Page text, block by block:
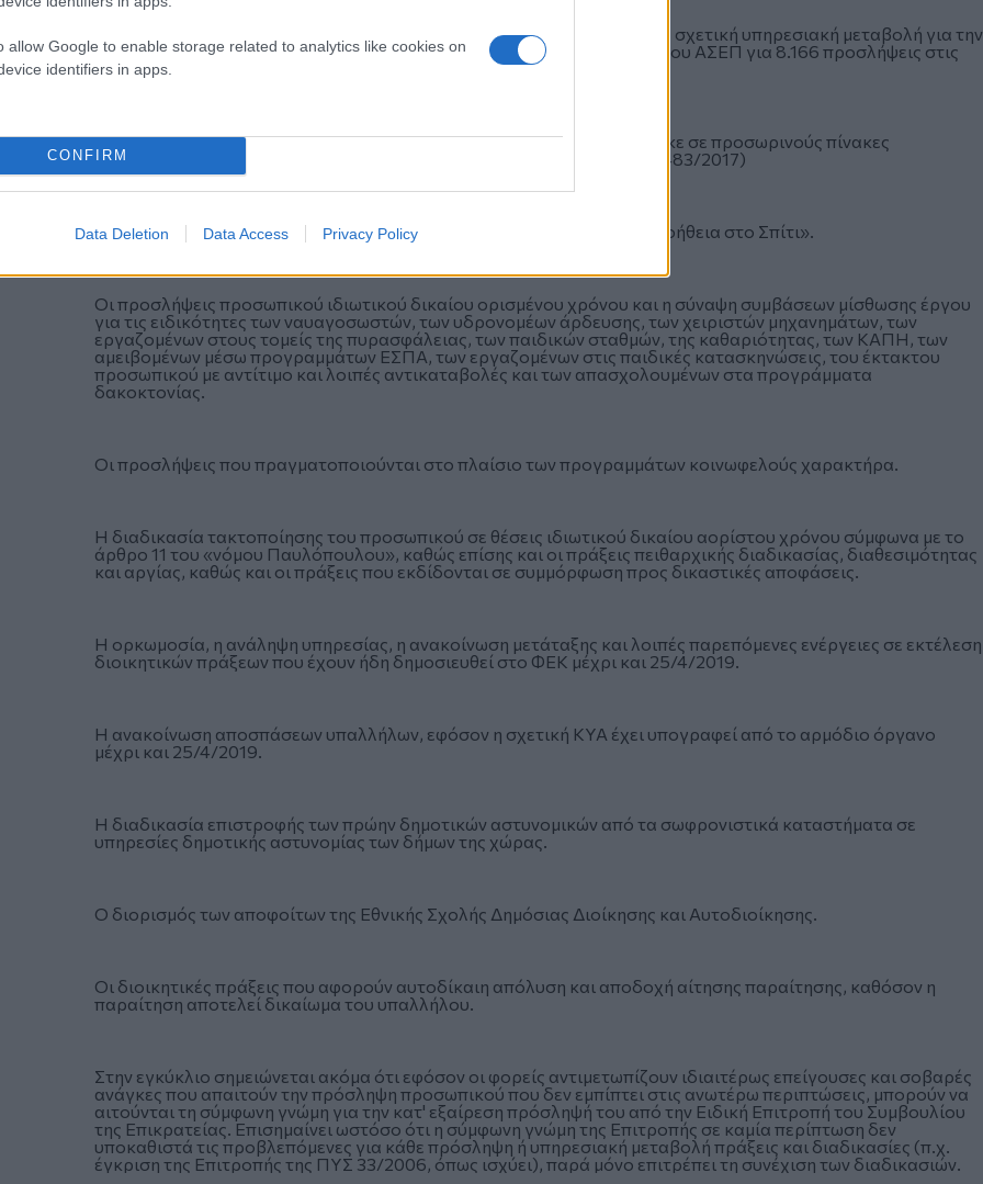
allow Google to enable storage related to analytics like cookies on
identifiers in apps.
CONFIRM
Data Deletion Data Access Privacy Policy
Η έκδοση πράξεων που αφορούν στο διορισμό, την πρόσληψη και κάθε σχετική υπηρεσιακή μεταβολή για την
πλήρωση των θέσεων που περιλαμβάνονται στην προκήρυξη 3Κ/2018 του ΑΣΕΠ για 8.166 προσλήψεις στις
ανταποδοτικές υπηρεσίες των δήμων.
Η κάλυψη οργανικών θέσεων των Ο.Τ.Α. με προσωπικό που κατατάχθηκε σε προσωρινούς πίνακες
διοριστέων του Α.Σ.Ε.Π. (με βάση τις διατάξεις του άρθρου 82 του ν. 4483/2017)
Οι προσλήψεις τακτικού προσωπικού σε δήμους για το πρόγραμμα «Βοήθεια στο Σπίτι».
Οι προσλήψεις προσωπικού ιδιωτικού δικαίου ορισμένου χρόνου και η σύναψη συμβάσεων μίσθωσης έργου
για τις ειδικότητες των ναυαγοσωστών, των υδρονομέων άρδευσης, των χειριστών μηχανημάτων, των
εργαζομένων στους τομείς της πυρασφάλειας, των παιδικών σταθμών, της καθαριότητας, των ΚΑΠΗ, των
αμειβομένων μέσω προγραμμάτων ΕΣΠΑ, των εργαζομένων στις παιδικές κατασκηνώσεις, του έκτακτου
προσωπικού με αντίτιμο και λοιπές αντικαταβολές και των απασχολουμένων στα προγράμματα
δακοκτονίας.
Οι προσλήψεις που πραγματοποιούνται στο πλαίσιο των προγραμμάτων κοινωφελούς χαρακτήρα.
Η διαδικασία τακτοποίησης του προσωπικού σε θέσεις ιδιωτικού δικαίου αορίστου χρόνου σύμφωνα με το
άρθρο 11 του «νόμου Παυλόπουλου», καθώς επίσης και οι πράξεις πειθαρχικής διαδικασίας, διαθεσιμότητας
και αργίας, καθώς και οι πράξεις που εκδίδονται σε συμμόρφωση προς δικαστικές αποφάσεις.
Η ορκωμοσία, η ανάληψη υπηρεσίας, η ανακοίνωση μετάταξης και λοιπές παρεπόμενες ενέργειες σε εκτέλεση
διοικητικών πράξεων που έχουν ήδη δημοσιευθεί στο ΦΕΚ μέχρι και 25/4/2019.
Η ανακοίνωση αποσπάσεων υπαλλήλων, εφόσον η σχετική ΚΥΑ έχει υπογραφεί από το αρμόδιο όργανο
μέχρι και 25/4/2019.
Η διαδικασία επιστροφής των πρώην δημοτικών αστυνομικών από τα σωφρονιστικά καταστήματα σε
υπηρεσίες δημοτικής αστυνομίας των δήμων της χώρας.
Ο διορισμός των αποφοίτων της Εθνικής Σχολής Δημόσιας Διοίκησης και Αυτοδιοίκησης.
Οι διοικητικές πράξεις που αφορούν αυτοδίκαιη απόλυση και αποδοχή αίτησης παραίτησης, καθόσον η
παραίτηση αποτελεί δικαίωμα του υπαλλήλου.
Στην εγκύκλιο σημειώνεται ακόμα ότι εφόσον οι φορείς αντιμετωπίζουν ιδιαιτέρως επείγουσες και σοβαρές
ανάγκες που απαιτούν την πρόσληψη προσωπικού που δεν εμπίπτει στις ανωτέρω περιπτώσεις, μπορούν να
αιτούνται τη σύμφωνη γνώμη για την κατ' εξαίρεση πρόσληψή του από την Ειδική Επιτροπή του Συμβουλίου
της Επικρατείας. Επισημαίνει ωστόσο ότι η σύμφωνη γνώμη της Επιτροπής σε καμία περίπτωση δεν
υποκαθιστά τις προβλεπόμενες για κάθε πρόσληψη ή υπηρεσιακή μεταβολή πράξεις και διαδικασίες (π.χ.
έγκριση της Επιτροπής της ΠΥΣ 33/2006, όπως ισχύει), παρά μόνο επιτρέπει τη συνέχιση των διαδικασιών.